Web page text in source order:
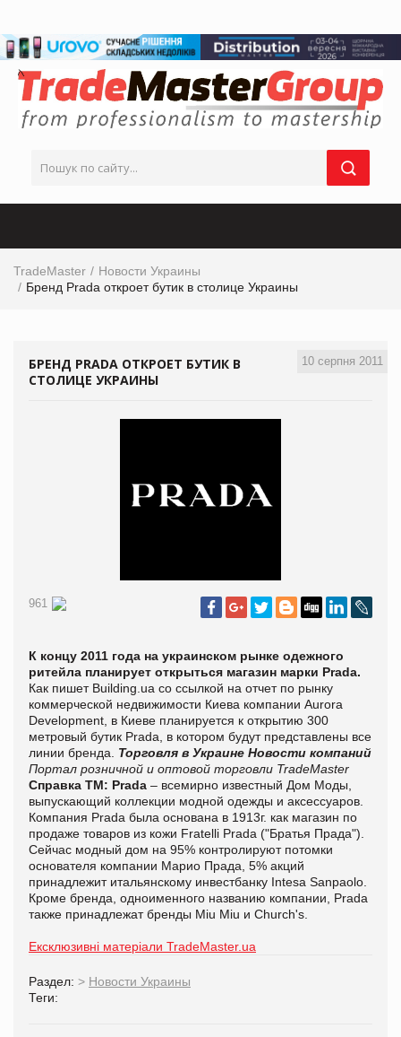
TradeMaster
Новости Украины
Бренд Prada откроет бутик в столице Украины
10 серпня 2011
БРЕНД PRADA ОТКРОЕТ БУТИК В
СТОЛИЦЕ УКРАИНЫ
961
К концу 2011 года на украинском рынке одежного
ритейла планирует открыться магазин марки Prada.
Как пишет Building.ua со ссылкой на отчет по рынку
коммерческой недвижимости Киева компании Aurora
Development, в Киеве планируется к открытию 300
метровый бутик Prada, в котором будут представлены все
линии бренда. Торговля в Украине Новости компаний
Портал розничной и оптовой торговли TradeMaster
Справка ТМ: Prada – всемирно известный Дом Моды,
выпускающий коллекции модной одежды и аксессуаров.
Компания Prada была основана в 1913г. как магазин по
продаже товаров из кожи Fratelli Prada ("Братья Прада").
Сейчас модный дом на 95% контролируют потомки
основателя компании Марио Прада, 5% акций
принадлежит итальянскому инвестбанку Intesa Sanpaolo.
Кроме бренда, одноименного названию компании, Prada
также принадлежат бренды Miu Miu и Church's.
Ексклюзивні матеріали TradeMaster.ua
Раздел: > Новости Украины
Теги: